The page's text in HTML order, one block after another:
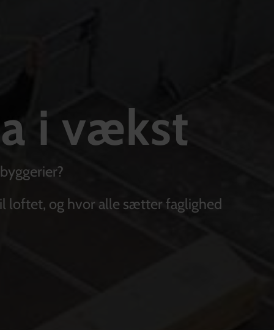
i vækst
loftet, og hvor alle sætter faglighed